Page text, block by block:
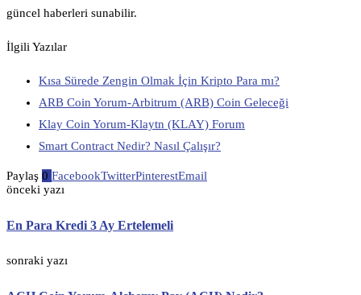
güncel haberleri sunabilir.
İlgili Yazılar
Kısa Sürede Zengin Olmak İçin Kripto Para mı?
ARB Coin Yorum-Arbitrum (ARB) Coin Geleceği
Klay Coin Yorum-Klaytn (KLAY) Forum
Smart Contract Nedir? Nasıl Çalışır?
Paylaş 0 FacebookTwitterPinterestEmail
önceki yazı
En Para Kredi 3 Ay Ertelemeli
sonraki yazı